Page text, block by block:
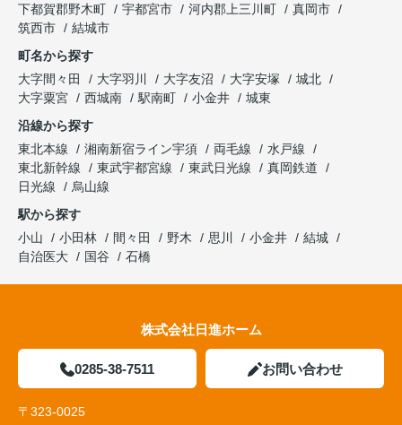
下都賀郡野木町
宇都宮市 河内郡上三川町
真岡市
筑西市
結城市
町名から探す
大字間々田
大字羽川 大字友沼 大字安塚
城北
大字粟宮
西城南 駅南町 小金井
城東
沿線から探す
東北本線
湘南新宿ライン宇須 両毛線
水戸線
東北新幹線
東武宇都宮線 東武日光線
真岡鉄道
日光線
烏山線
駅から探す
小山
小田林 間々田 野木 思川 小金井
結城
自治医大
国谷 石橋
株式会社日進ホーム
0285-38-7511 お問い合わせ
〒323-0025